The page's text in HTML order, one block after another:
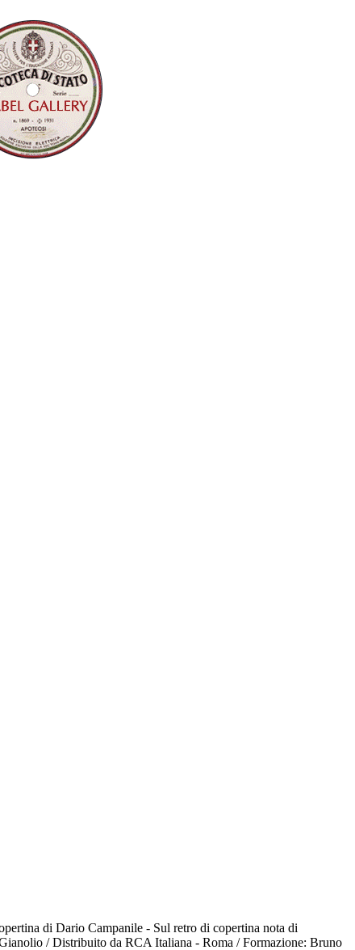
di Dario Campanile - Sul retro di copertina nota di
/ Distribuito da RCA Italiana - Roma / Formazione: Bruno